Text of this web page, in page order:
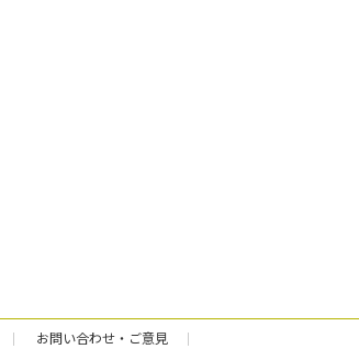
お問い合わせ・ご意見